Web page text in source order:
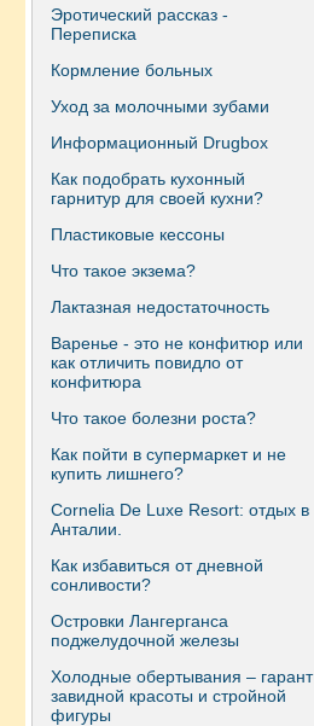
Эротический рассказ -
Переписка
Кормление больных
Уход за молочными зубами
Информационный Drugbox
Как подобрать кухонный
гарнитур для своей кухни?
Пластиковые кессоны
Что такое экзема?
Лактазная недостаточность
Варенье - это не конфитюр или
как отличить повидло от
конфитюра
Что такое болезни роста?
Как пойти в супермаркет и не
купить лишнего?
Сornelia De Luxe Resort: отдых в
Анталии.
Как избавиться от дневной
сонливости?
Островки Лангерганса
поджелудочной железы
Холодные обертывания – гарант
завидной красоты и стройной
фигуры